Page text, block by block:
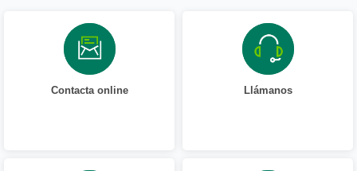
Contacta online Llámanos